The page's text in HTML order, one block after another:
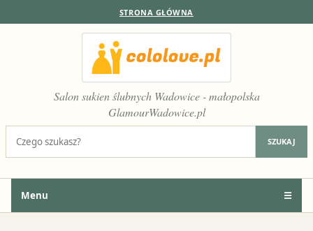
STRONA GŁÓWNA
Salon sukien ślubnych Wadowice - małopolska
GlamourWadowice.pl
SZUKAJ
Menu ☰